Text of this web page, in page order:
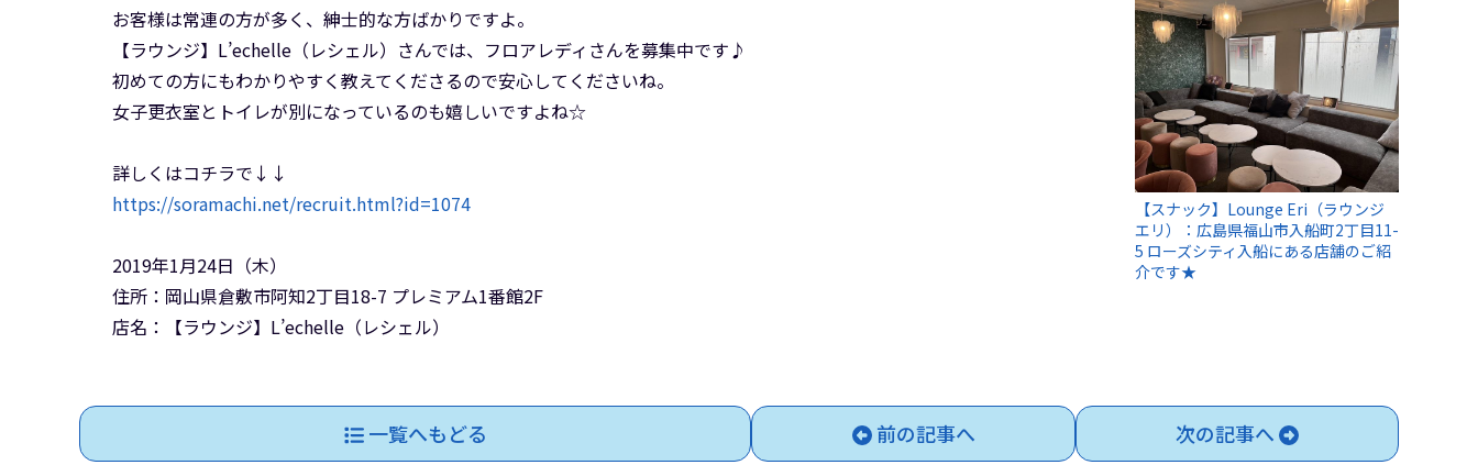
お客様は常連の方が多く、紳士的な方ばかりですよ。
【ラウンジ】L’echelle（レシェル）さんでは、フロアレディさんを募集中です♪
初めての方にもわかりやすく教えてくださるので安心してくださいね。
女子更衣室とトイレが別になっているのも嬉しいですよね☆
詳しくはコチラで↓↓
https://soramachi.net/recruit.html?id=1074
2019年1月24日（木）
住所：岡山県倉敷市阿知2丁目18-7 プレミアム1番館2F
店名：【ラウンジ】L’echelle（レシェル）
【スナック】Lounge Eri（ラウンジ
エリ）：広島県福山市入船町2丁目11-
5 ローズシティ入船にある店舗のご紹
介です★
一覧へもどる 前の記事へ 次の記事へ